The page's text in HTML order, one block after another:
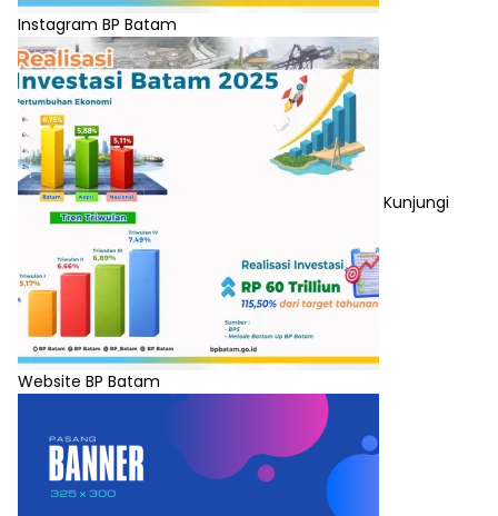
Instagram BP Batam
Kunjungi
Website BP Batam